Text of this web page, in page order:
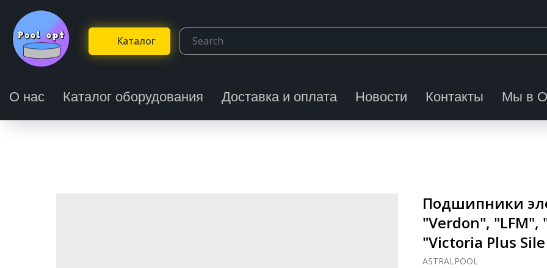
Каталог
О нас Каталог оборудования Доставка и оплата Новости Контакты Мы в
Подшипники
"Verdon",
"Victoria Plus
ASTRALPOOL